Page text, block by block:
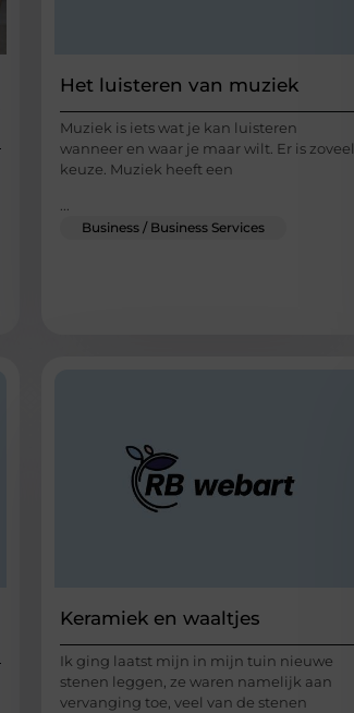
Het luisteren van muziek
Muziek is iets wat je kan luisteren
wanneer en waar je maar wilt. Er is zoveel
keuze. Muziek heeft een
Business / Business Services
Keramiek en waaltjes
Ik ging laatst mijn in mijn tuin nieuwe
stenen leggen, ze waren namelijk aan
vervanging toe, veel van de stenen